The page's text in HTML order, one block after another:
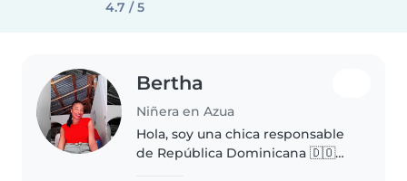
4.7 / 5
Bertha
Niñera en Azua
Hola, soy una chica responsable
de República Dominicana 🇩🇴